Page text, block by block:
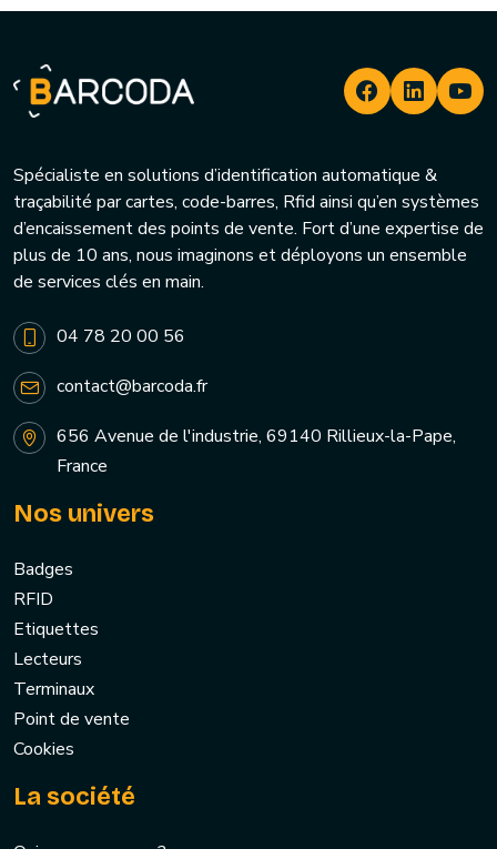
Spécialiste en solutions d’identification automatique &
traçabilité par cartes, code-barres, Rfid ainsi qu’en systèmes
d’encaissement des points de vente. Fort d’une expertise de
plus de 10 ans, nous imaginons et déployons un ensemble
de services clés en main.
04 78 20 00 56
contact@barcoda.fr
656 Avenue de l'industrie, 69140 Rillieux-la-Pape,
France
Nos univers
Badges
RFID
Etiquettes
Lecteurs
Terminaux
Point de vente
Cookies
La société